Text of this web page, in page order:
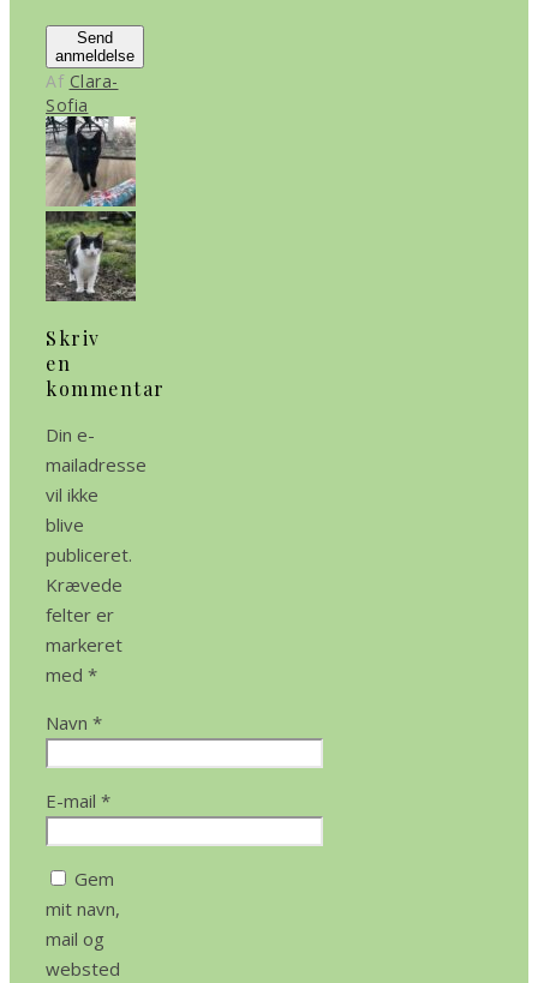
Send
anmeldelse
Af Clara-
Sofia
Skriv
en
kommentar
Din e-
mailadresse
vil ikke
blive
publiceret.
Krævede
felter er
markeret
med *
Navn *
E-mail *
Gem
mit navn,
mail og
websted